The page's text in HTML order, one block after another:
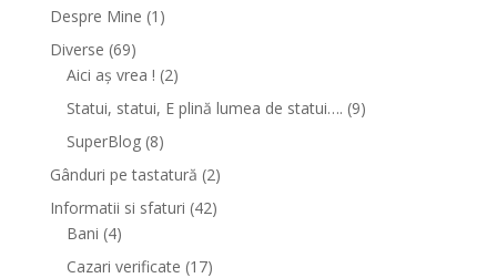
Despre Mine (1)
Diverse (69)
Aici aș vrea ! (2)
Statui, statui, E plină lumea de statui…. (9)
SuperBlog(8)
Gânduri pe tastatură (2)
Informatii si sfaturi (42)
Bani (4)
Cazari verificate (17)